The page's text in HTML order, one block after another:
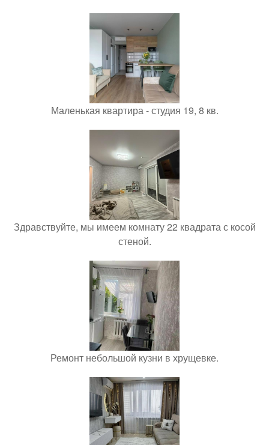
Маленькая квартира - студия 19, 8 кв.
Здравствуйте, мы имеем комнату 22 квадрата с косой
стеной.
Ремонт небольшой кузни в хрущевке.